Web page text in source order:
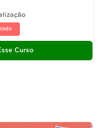
Curso